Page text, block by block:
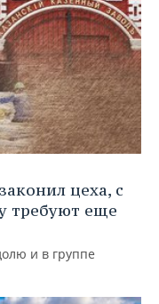
цеха, с
требуют еще
и в группе